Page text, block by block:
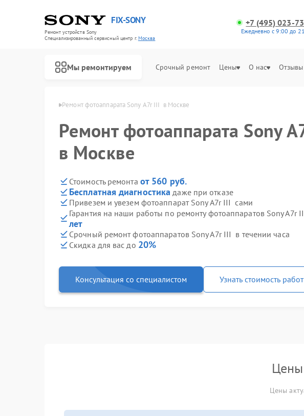
FIX-SONY
Ремонт устройств Sony
Специализированный cервисный центр г.Москва
+7 (495) 023-
Ежедневно с 9:00 до
Мы ремонтируем Срочный ремонт Цены О нас Отзывы
Sony в Москве Ремонт фотоаппарата Sony A7r III  в Москве
Ремонт фотоаппарата Sony
в Москве
Стоимость ремонта от 560 руб.
Бесплатная диагностика даже при отказе
Привезем и увезем фотоаппарат Sony A7r III сами
Гарантия на наши работы по ремонту фотоаппаратов Sony A7r
лет
Срочный ремонт фотоаппаратов Sony A7r III в течении часа
Скидка для вас до 20%
Консультация со специалистом Узнать стоимость работ
Цены